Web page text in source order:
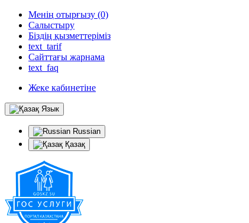
Менің отырғызу (0)
Салыстыру
Біздің қызметтеріміз
text_tarif
Сайттағы жарнама
text_faq
Жеке кабинетіне
Язык
Russian
Қазақ